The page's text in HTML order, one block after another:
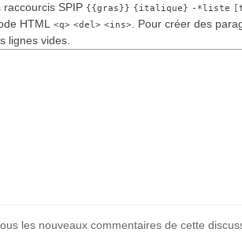
SPIP {{gras}} {italique} -*liste
HTML<q> <del> <ins>
. Pour créer des
lignes vides.
les nouveaux commentaires de cette